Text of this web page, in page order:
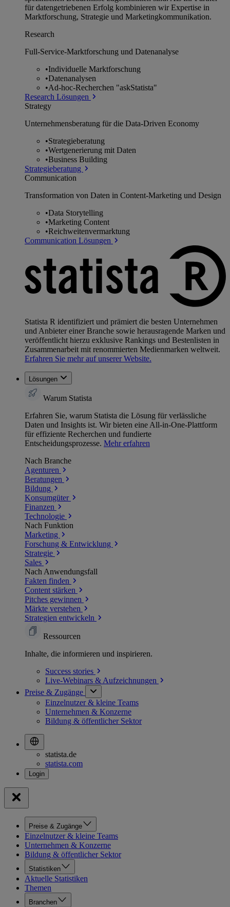
für datengetriebenen Erfolg kombinieren wir Expertise in
Marktforschung, Strategie und Marketingkommunikation.
Research
Full-Service-Marktforschung und Datenanalyse
•Individuelle Marktforschung
•Datenanalysen
•Ad-hoc-Recherchen "askStatista"
Research Lösungen
Strategy
Unternehmens­beratung für die Data-Driven Economy
•Strategieberatung
•Wertgenerierung mit Daten
•Business Building
Strategieberatung
Communication
Transformation von Daten in Content-Marketing und Design
•Data Storytelling
•Marketing Content
•Reichweitenvermarktung
Communication Lösungen
Statista R identifiziert und prämiert die besten Unternehmen
und Anbieter einer Branche sowie herausragende Marken und
veröffentlicht hierzu exklusive Rankings und Bestenlisten in
Zusammenarbeit mit renommierten Medienmarken weltweit.
Erfahren Sie mehr auf unserer Website.
Lösungen
Warum Statista
Erfahren Sie, warum Statista die Lösung für verlässliche
Daten und Insights ist. Wir bieten eine All-in-One-Plattform
für effiziente Recherchen und fundierte
Entscheidungsprozesse. Mehr erfahren
Nach Branche
Agenturen
Beratungen
Bildung
Konsumgüter
Finanzen
Technologie
Nach Funktion
Marketing
Forschung & Entwicklung
Strategie
Sales
Nach Anwendungsfall
Fakten finden
Content stärken
Pitches gewinnen
Märkte verstehen
Strategien entwickeln
Ressourcen
Inhalte, die informieren und inspirieren.
Success stories
Live-Webinars & Aufzeichnungen
Preise & Zugänge
Einzelnutzer & kleine Teams
Unternehmen & Konzerne
Bildung & öffentlicher Sektor
statista.de
statista.com
Preise & Zugänge
Einzelnutzer & kleine Teams
Unternehmen & Konzerne
Bildung & öffentlicher Sektor
Statistiken
Aktuelle Statistiken
Themen
Branchen